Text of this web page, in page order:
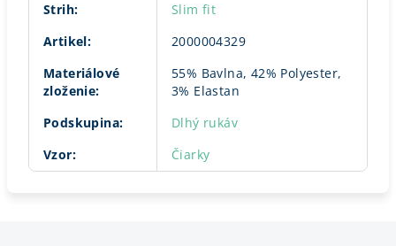
Strih:
Slim fit
Artikel:
2000004329
Materiálové
zloženie:
55% Bavlna, 42% Polyester,
3% Elastan
Podskupina:
Dlhý rukáv
Vzor: Čiarky